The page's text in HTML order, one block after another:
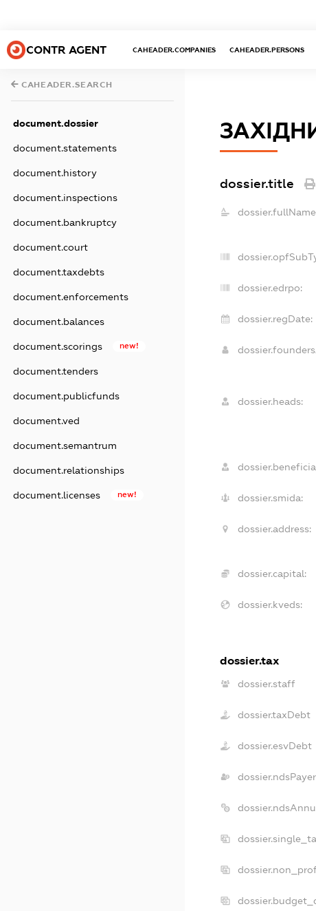
CONTR AGENT CAHEADER.COMPANIES CAHEADER.PERSONS
CAHEADER.SEARCH
document.dossier
document.statements
document.history
document.inspections
document.bankruptcy
document.court
document.taxdebts
document.enforcements
document.balances
document.scorings new!
document.tenders
document.publicfunds
document.ved
document.semantrum
document.relationships
document.licenses new!
dossier.title
dossier.edrpo:
dossier.regDate:
dossier.heads:
dossier.smida:
dossier.address:
dossier.capital:
dossier.kveds:
dossier.tax
dossier.staff
dossier.taxDebt
dossier.esvDebt
dossier.ndsPayer